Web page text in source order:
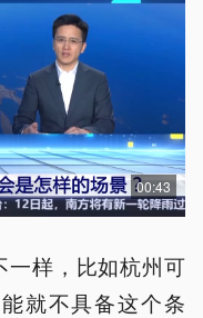
00:43
一样，比如杭州可
就不具备这个条